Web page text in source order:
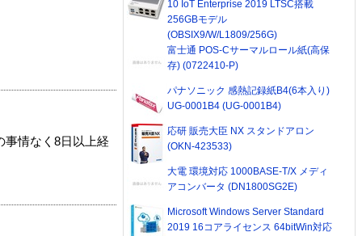
事情なく8日以上経
10 IoT Enterprise 2019 LTSC搭載
256GBモデル
(OBSIX9/W/L1809/256G)
富士通 POS-Cサーマルロール紙(高保
存) (0722410-P)
パナソニック 感熱記録紙B4(6本入り)
UG-0001B4 (UG-0001B4)
応研 販売大臣 NX スタンドアロン
(OKN-423533)
大電 環境対応 1000BASE-T/X メディ
アコンバータ (DN1800SG2E)
Microsoft Windows Server Standard
2019 16コアライセンス 64bitWin対応